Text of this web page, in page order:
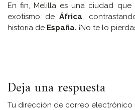
En fin, Melilla es una ciudad
exotismo deÁfrica,
historia de España. ¡No te lo
Deja una respuesta
Tu dirección de correo electrónico